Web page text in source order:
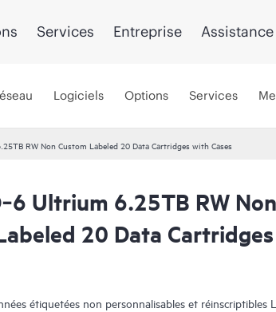
Services Entreprise Assistance
Logiciels Options Services
RW Non Custom Labeled 20 Data Cartridges with Cases
Ultrium 6.25TB RW Non
20 Data
étiquetées non personnalisables et réinscriptibles